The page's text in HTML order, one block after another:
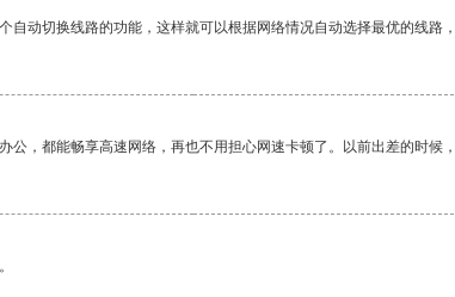
动切换线路的功能，这样就可以根据网络情况自动选择最优的线路
，都能畅享高速网络，再也不用担心网速卡顿了。以前出差的时候